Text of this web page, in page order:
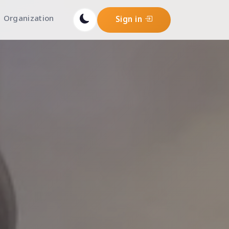
Organization Sign in